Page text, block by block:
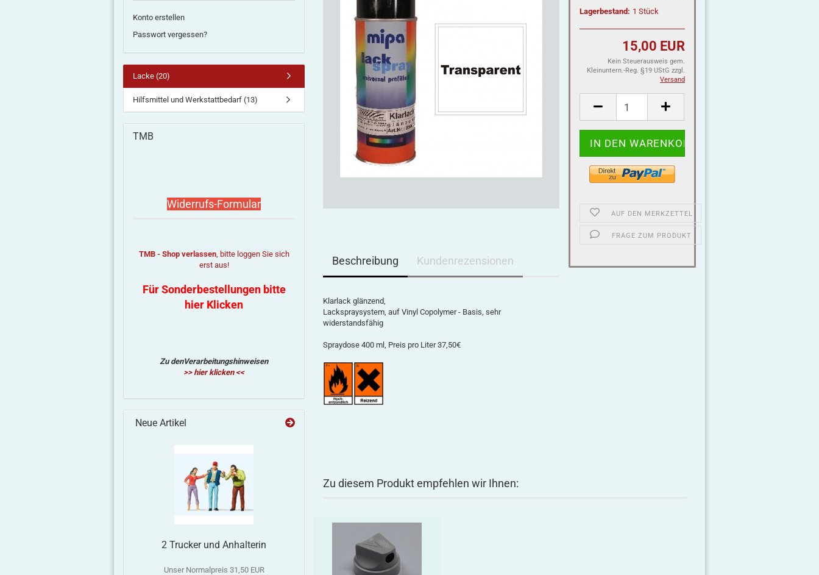
Lagerbestand: 1Stück
15,00 EUR
Kein Steuerausweis gem.
Kleinuntern.-Reg. §19 UStG zzgl.
Versand
AUF DEN MERKZETTEL
FRAGE ZUM PRODUKT
Beschreibung Kundenrezensionen
Klarlack glänzend,
Lackspraysystem, auf Vinyl Copolymer - Basis, sehr
widerstandsfähig
Spraydose 400 ml, Preis pro Liter 37,50€
Zu diesem Produkt empfehlen wir Ihnen:
Konto erstellen
Passwort vergessen?
Lacke (20)
Hilfsmittel und Werkstattbedarf (13)
TMB
Widerrufs-Formular
TMB - Shop verlassen, bitte loggen Sie sich
erst aus!
Für Sonderbestellungen bitte
hier Klicken
Zu denVerarbeitungshinweisen
>> hier klicken <<
Neue Artikel
2 Trucker und Anhalterin
Unser Normalpreis 31,50 EUR